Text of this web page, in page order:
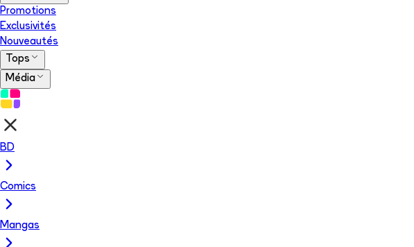
Promotions
Exclusivités
Nouveautés
Tops
Média
BD
Comics
Mangas